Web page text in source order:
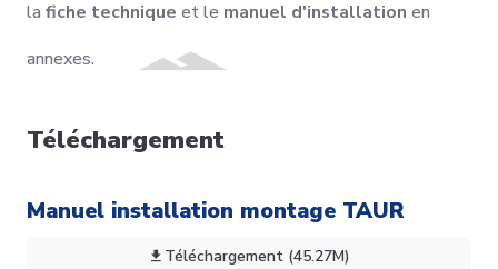
la fiche technique et le manuel d'installation en
annexes.
Téléchargement
Manuel installation montage TAUR
Téléchargement (45.27M)